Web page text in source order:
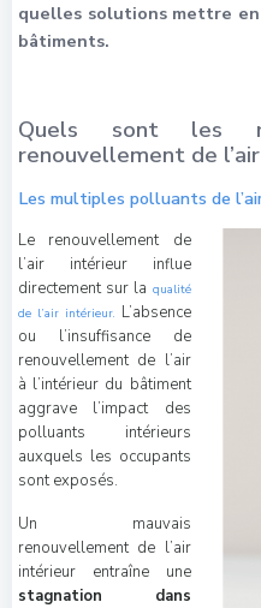
quelles solutions mettre
bâtiments.
Quels sont les
renouvellement de
Les multiples polluants de
Le renouvellement de
l’air intérieur influe
directement sur la qualité
de l’air intérieur. L’absence
ou l’insuffisance de
renouvellement de l’air
à l’intérieur du bâtiment
aggrave l’impact des
polluants intérieurs
auxquels les occupants
sont exposés.
Un mauvais
renouvellement de l’air
intérieur entraîne une
stagnation dans